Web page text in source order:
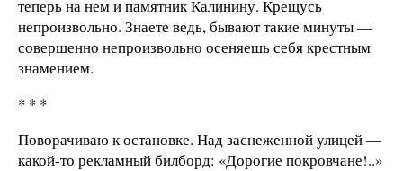
теперь на нем и памятник Калинину. Крещусь
непроизвольно. Знаете ведь, бывают такие минуты —
совершенно непроизвольно осеняешь себя крестным
знамением.
* * *
Поворачиваю к остановке. Над заснеженной улицей —
какой-то рекламный билборд: «Дорогие покровчане!..»